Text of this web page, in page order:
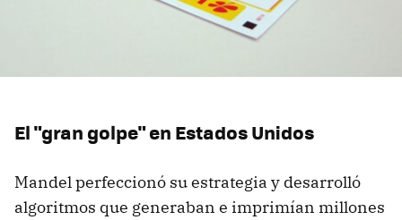
El "gran golpe" en Estados Unidos
Mandel perfeccionó su estrategia y desarrolló
algoritmos que generaban e imprimían millones